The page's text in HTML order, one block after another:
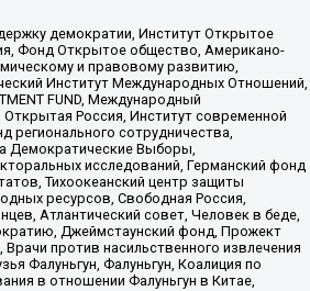
демократии, Институт Открытое
Фонд Открытое общество, Американо-
и правовому развитию,
Институт Международных Отношений,
FUND, Международный
Открытая Россия, Институт современной
регионального сотрудничества,
Демократические Выборы,
исследований, Германский фонд
Тихоокеанский центр защиты
ресурсов, Свободная Россия,
Атлантический совет, Человек в беде,
Джеймстаунский фонд, Прожект
против насильственного извлечения
Фалуньгун, Фалуньгун, Коалиция по
в отношении Фалуньгун в Китае,